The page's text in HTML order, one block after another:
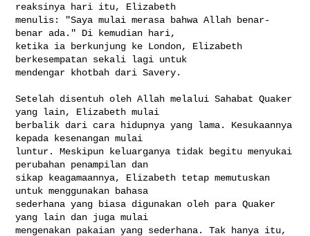
reaksinya hari itu, Elizabeth
menulis: "Saya mulai merasa bahwa Allah benar-
benar ada." Di kemudian hari,
ketika ia berkunjung ke London, Elizabeth
berkesempatan sekali lagi untuk
mendengar khotbah dari Savery.
Setelah disentuh oleh Allah melalui Sahabat Quaker
yang lain, Elizabeth mulai
berbalik dari cara hidupnya yang lama. Kesukaannya
kepada kesenangan mulai
luntur. Meskipun keluarganya tidak begitu menyukai
perubahan penampilan dan
sikap keagamaannya, Elizabeth tetap memutuskan
untuk menggunakan bahasa
sederhana yang biasa digunakan oleh para Quaker
yang lain dan juga mulai
mengenakan pakaian yang sederhana. Tak hanya itu,